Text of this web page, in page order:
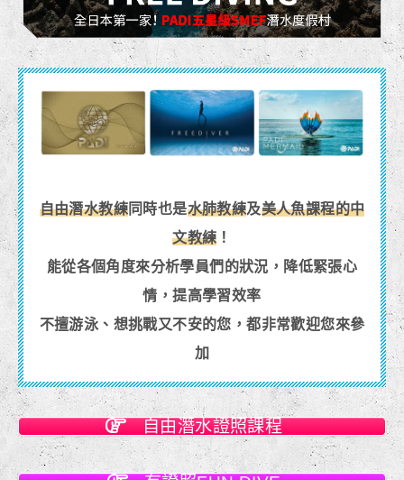
自由潛水教練同時也是水肺教練及美人魚課程的中
文教練 ！
能從各個角度來分析學員們的狀況，降低緊張心
情，提高學習效率
不擅游泳、想挑戰又不安的您，都非常歡迎您來參
加
自由潛水證照課程